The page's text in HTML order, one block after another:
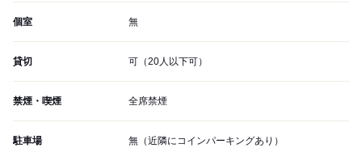
個室 無
貸切 可（20人以下可）
禁煙・喫煙 全席禁煙
駐車場 無（近隣にコインパーキングあり）